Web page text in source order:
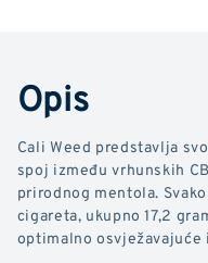
Opis
Cali Weed predstavlja
spoj između vrhunskih
prirodnog mentola.
cigareta, ukupno 17,2
optimalno osvježavajuće